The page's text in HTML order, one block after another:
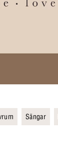
Sängar